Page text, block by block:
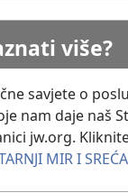
više?
savjete o
nam daje naš
jw.org. Kliknite
MIR I SREĆA